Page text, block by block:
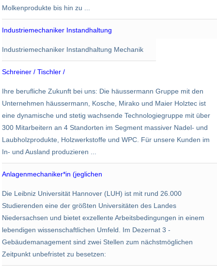
Molkenprodukte bis hin zu ...
Industriemechaniker Instandhaltung
Meerbusch
Industriemechaniker Instandhaltung Mechanik
Schreiner / Tischler /
Reutlingen
Ihre berufliche Zukunft bei uns: Die häussermann Gruppe mit den
Unternehmen häussermann, Kosche, Mirako und Maier Holztec ist
eine dynamische und stetig wachsende Technologiegruppe mit über
300 Mitarbeitern an 4 Standorten im Segment massiver Nadel- und
Laubholzprodukte, Holzwerkstoffe und WPC. Für unsere Kunden im
In- und Ausland produzieren ...
Anlagenmechaniker*in (jeglichen
Hannover
Die Leibniz Universität Hannover (LUH) ist mit rund 26.000
Studierenden eine der größten Universitäten des Landes
Niedersachsen und bietet exzellente Arbeitsbedingungen in einem
lebendigen wissenschaftlichen Umfeld. Im Dezernat 3 -
Gebäudemanagement sind zwei Stellen zum nächstmöglichen
Zeitpunkt unbefristet zu besetzen: